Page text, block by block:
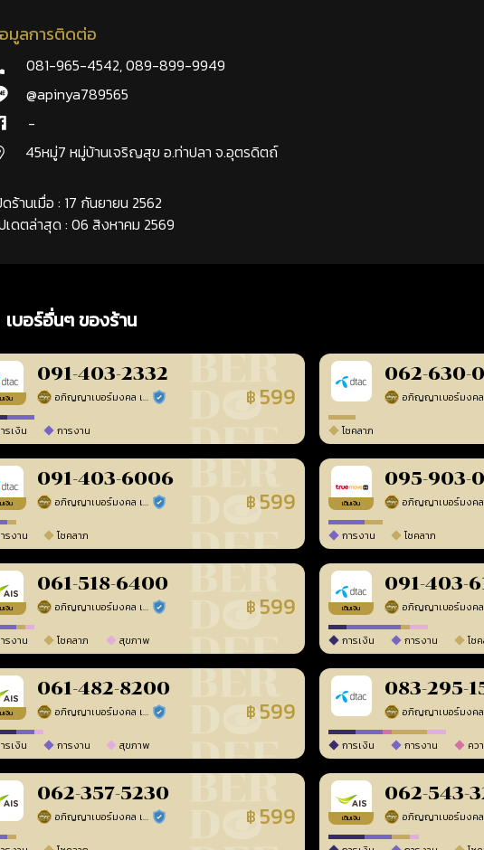
มูลการติดต่อ
081-965-4542,089-899-9949
@apinya789565
-
45หมู่7 หมู่บ้านเจริญสุข อ.ท่าปลา จ.อุตรดิตถ์
ดร้านเมื่อ : 17 กันยายน 2562
เดตล่าสุด : 06 สิงหาคม 2569
เบอร์อื่นๆ ของร้าน
เงิน
091-403-2332
อภิญญาเบอร์มงคล เบอร์สวยเลขศาสตร์ ร้านยืนยันแล้ว ฿ 599
รเงิน การงาน
062-630-
โชคลาภ
เงิน
091-403-6006
อภิญญาเบอร์มงคล เบอร์สวยเลขศาสตร์ ร้านยืนยันแล้ว ฿ 599
รงาน โชคลาภ
เติมเงิน
095-903-
การงาน โชคลาภ
เงิน
061-518-6400
อภิญญาเบอร์มงคล เบอร์สวยเลขศาสตร์ ร้านยืนยันแล้ว ฿ 599
รงาน โชคลาภ สุขภาพ
เติมเงิน
091-403-
การเงิน การงาน โช
เงิน
061-482-8200
อภิญญาเบอร์มงคล เบอร์สวยเลขศาสตร์ ร้านยืนยันแล้ว ฿ 599
รเงิน การงาน สุขภาพ
083-295-
การเงิน การงาน คว
062-357-5230
อภิญญาเบอร์มงคล เบอร์สวยเลขศาสตร์ ร้านยืนยันแล้ว ฿ 599 เติมเงิน
062-543-